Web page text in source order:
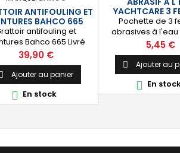
ANTIFOULING ET
BAHCO 665
antifouling et
Bahco 665 Livré
1 lame en carbure de
interchangeable
Lame en carbure
ayant une
de vie jusqu'à
supérieure à celle des
Prix
39,90 €
 Ajouter au panier
 En stock
YACHTCARE 3
Pochette de 3
abrasives à
grammage)
disponibles : 180 -
1000 Dimensions :
230mm
Prix
5,45 €
 Ajouter au
 En